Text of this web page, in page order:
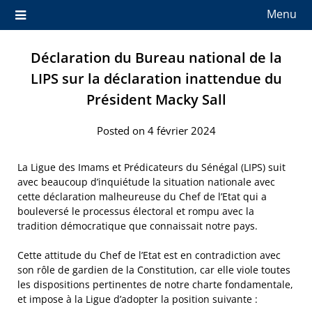
Menu
Déclaration du Bureau national de la
LIPS sur la déclaration inattendue du
Président Macky Sall
Posted on 4 février 2024
La Ligue des Imams et Prédicateurs du Sénégal (LIPS) suit
avec beaucoup d’inquiétude la situation nationale avec
cette déclaration malheureuse du Chef de l’Etat qui a
bouleversé le processus électoral et rompu avec la
tradition démocratique que connaissait notre pays.
Cette attitude du Chef de l’Etat est en contradiction avec
son rôle de gardien de la Constitution, car elle viole toutes
les dispositions pertinentes de notre charte fondamentale,
et impose à la Ligue d’adopter la position suivante :